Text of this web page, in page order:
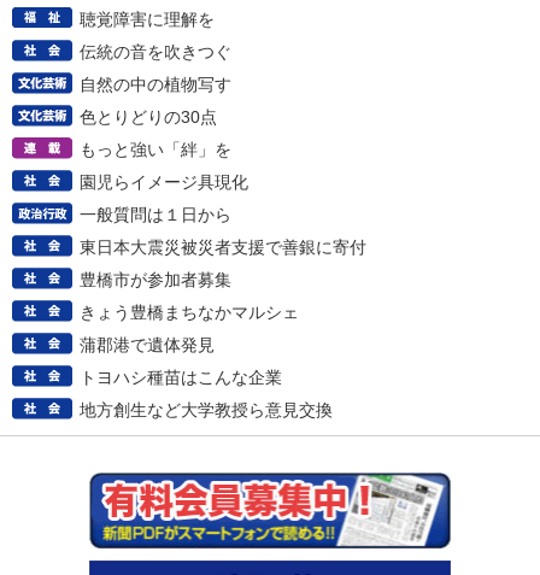
聴覚障害に理解を
伝統の音を吹きつぐ
自然の中の植物写す
色とりどりの30点
もっと強い「絆」を
園児らイメージ具現化
一般質問は１日から
東日本大震災被災者支援で善銀に寄付
豊橋市が参加者募集
きょう豊橋まちなかマルシェ
蒲郡港で遺体発見
トヨハシ種苗はこんな企業
地方創生など大学教授ら意見交換